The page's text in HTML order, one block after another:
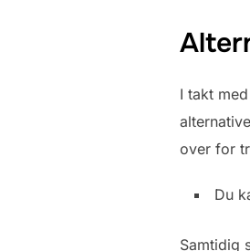
I takt
over for
Du
Samtidig